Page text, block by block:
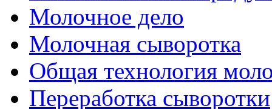
Молочное дело
Молочная сыворотка
Общая технология
Переработка сыворотки